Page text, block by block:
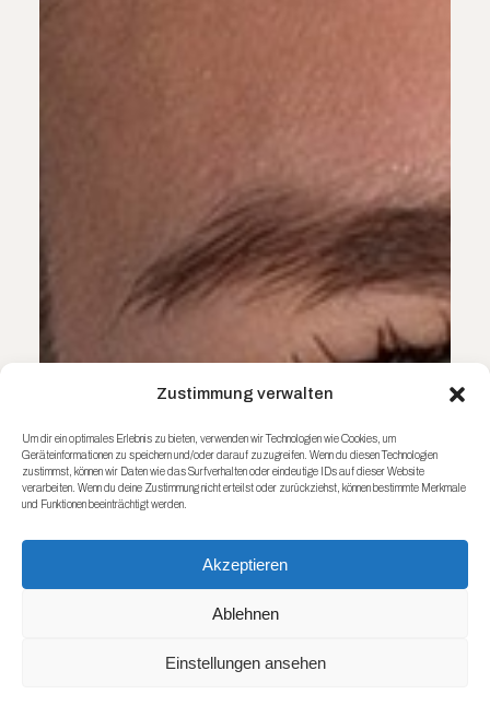
Zustimmung verwalten
Um dir ein optimales Erlebnis zu bieten, verwenden wir Technologien wie Cookies, um
Geräteinformationen zu speichern und/oder darauf zuzugreifen. Wenn du diesen Technologien
zustimmst, können wir Daten wie das Surfverhalten oder eindeutige IDs auf dieser Website
verarbeiten. Wenn du deine Zustimmung nicht erteilst oder zurückziehst, können bestimmte Merkmale
und Funktionen beeinträchtigt werden.
Akzeptieren
Ablehnen
Einstellungen ansehen